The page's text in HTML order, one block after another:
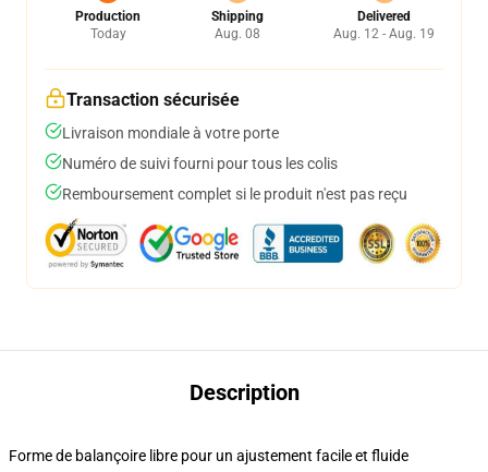
Production
Today
Shipping
Aug. 08
Delivered
Aug. 12 - Aug. 19
Transaction sécurisée
Livraison mondiale à votre porte
Numéro de suivi fourni pour tous les colis
Remboursement complet si le produit n'est pas reçu
Description
Forme de balançoire libre pour un ajustement facile et fluide